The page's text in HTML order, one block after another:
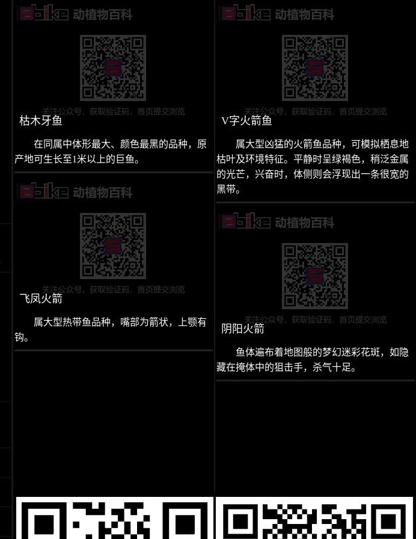
枯木牙鱼
在同属中体形最大、颜色最黑的品种，原
产地可生长至1米以上的巨鱼。
飞凤火箭
属大型热带鱼品种，嘴部为箭状，上颚有
钩。
V字火箭鱼
属大型凶猛的火箭鱼品种，可模拟栖息地
枯叶及环境特征。平静时呈绿褐色，稍泛金属
的光芒，兴奋时，体侧则会浮现出一条很宽的
黑带。
阴阳火箭
鱼体遍布着地图般的梦幻迷彩花斑，如隐
藏在掩体中的狙击手，杀气十足。